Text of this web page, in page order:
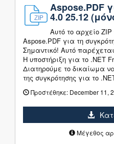
Aspose.PDF
4.0 25.12
Αυτό το αρχείο
Aspose.PDF για τη
Σημαντικό! Αυτό
Η υποστήριξη για το .NET
Διατηρούμε το δικαίωμα
της συγκρότησης για το
Προστέθηκε: December 11,
Μέγεθος